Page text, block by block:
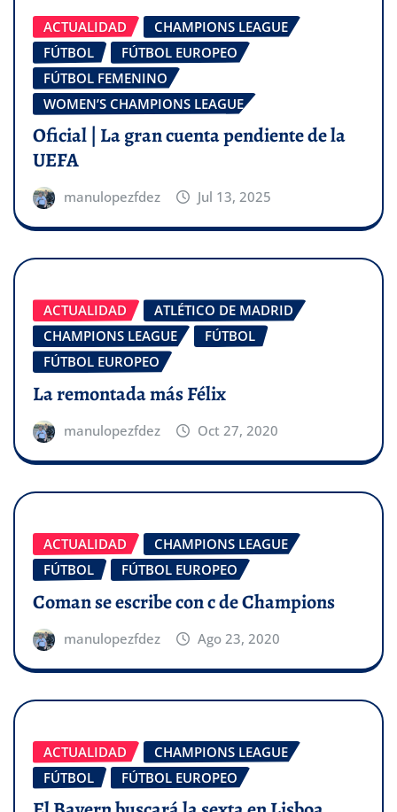
ACTUALIDAD
CHAMPIONS LEAGUE
FÚTBOL
FÚTBOL EUROPEO
FÚTBOL FEMENINO
WOMEN’S CHAMPIONS LEAGUE
Oficial | La gran cuenta pendiente de la
UEFA
manulopezfdez Jul 13, 2025
ACTUALIDAD
ATLÉTICO DE MADRID
CHAMPIONS LEAGUE
FÚTBOL
FÚTBOL EUROPEO
La remontada más Félix
manulopezfdez Oct 27, 2020
ACTUALIDAD
CHAMPIONS LEAGUE
FÚTBOL
FÚTBOL EUROPEO
Coman se escribe con c de Champions
manulopezfdez Ago 23, 2020
ACTUALIDAD
CHAMPIONS LEAGUE
FÚTBOL
FÚTBOL EUROPEO